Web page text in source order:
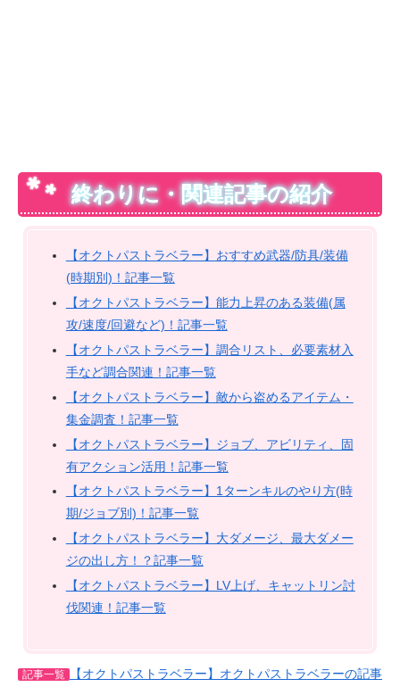
終わりに・関連記事の紹介
【オクトパストラベラー】おすすめ武器/防具/装備
(時期別)！記事一覧
【オクトパストラベラー】能力上昇のある装備(属
攻/速度/回避など)！記事一覧
【オクトパストラベラー】調合リスト、必要素材入
手など調合関連！記事一覧
【オクトパストラベラー】敵から盗めるアイテム・
集金調査！記事一覧
【オクトパストラベラー】ジョブ、アビリティ、固
有アクション活用！記事一覧
【オクトパストラベラー】1ターンキルのやり方(時
期/ジョブ別)！記事一覧
【オクトパストラベラー】大ダメージ、最大ダメー
ジの出し方！？記事一覧
【オクトパストラベラー】LV上げ、キャットリン討
伐関連！記事一覧
記事一覧
【オクトパストラベラー】オクトパストラベラーの記事